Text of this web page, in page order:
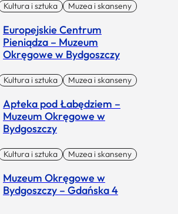
Kultura i sztuka Muzea i skanseny
Europejskie Centrum
Pieniądza – Muzeum
Okręgowe w Bydgoszczy
Kultura i sztuka Muzea i skanseny
Apteka pod Łabędziem –
Muzeum Okręgowe w
Bydgoszczy
Kultura i sztuka Muzea i skanseny
Muzeum Okręgowe w
Bydgoszczy – Gdańska 4